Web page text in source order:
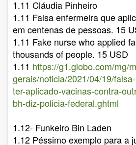
1.11 Cláudia Pinheiro
1.11 Falsa enfermeira que
em centenas de pessoas. 15
1.11 Fake nurse who applied
thousands of people. 15 USD
1.11 https://g1.globo.com/mg/
gerais/noticia/2021/04/19/
ter-aplicado-vacinas-contra-
bh-diz-policia-federal.ghtml
1.12- Funkeiro Bin Laden
1.12 Péssimo exemplo para a